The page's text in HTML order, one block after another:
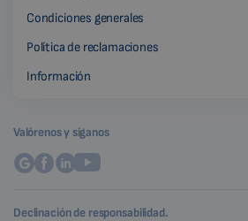
Condiciones generales
Política de reclamaciones
Información
Valórenos y síganos
Declinación de responsabilidad.